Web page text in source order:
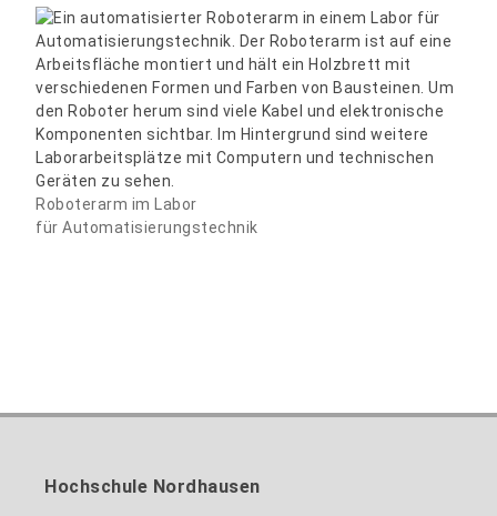
Roboterarm im Labor
für Automatisierungstechnik
Hochschule Nordhausen